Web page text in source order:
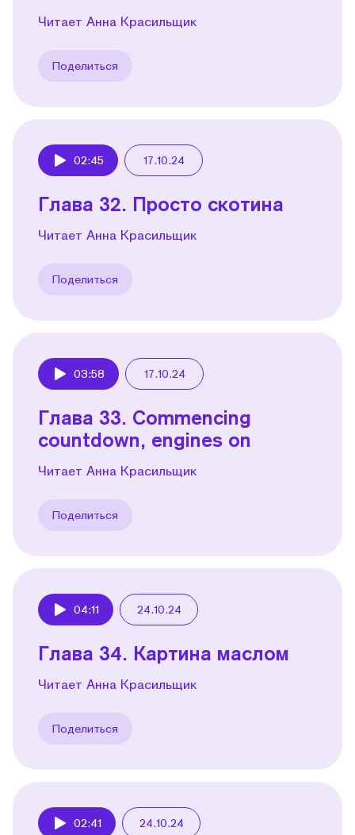
Читает Анна Красильщик
Поделиться
02:45 17.10.24
Глава 32. Просто скотина
Читает Анна Красильщик
Поделиться
03:58 17.10.24
Глава 33. Commencing
countdown, engines on
Читает Анна Красильщик
Поделиться
04:11 24.10.24
Глава 34. Картина маслом
Читает Анна Красильщик
Поделиться
02:41 24.10.24